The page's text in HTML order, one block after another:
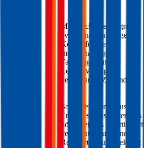
Monatliche Leasingrate,
evtl. Sonderzahlungen;
Kosten für die
Instandhaltung des
Fahrzeugs zum im
Leasingvertrag
vereinbarten Zustand
Sollte der Wertverlust am
Ende des Leasingvertrags
höher sein als ursprünglich
vereinbart, muss eine
Restwertzahlung geleistet